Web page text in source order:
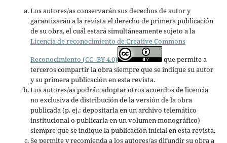
Los autores/as conservarán sus derechos de autor y
garantizarán a la revista el derecho de primera publicación
de su obra, el cuál estará simultáneamente sujeto a la
Licencia de reconocimiento de Creative Commons
Reconocimiento (CC -BY 4.0)
que permite a
terceros compartir la obra siempre que se indique su autor
y su primera publicación en esta revista.
Los autores/as podrán adoptar otros acuerdos de licencia
no exclusiva de distribución de la versión de la obra
publicada (p. ej.: depositarla en un archivo telemático
institucional o publicarla en un volumen monográfico)
siempre que se indique la publicación inicial en esta revista.
Se permite y recomienda a los autores/as difundir su obra a